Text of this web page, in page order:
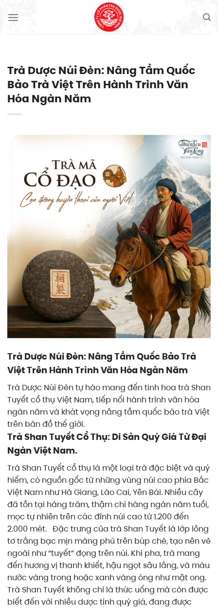
Trà Dược Núi Đèn: Nâng Tầm Quốc
Bảo Trà Việt Trên Hành Trình Văn
Hóa Ngàn Năm
Trà Dược Núi Đèn: Nâng Tầm Quốc Bảo Trà
Việt Trên Hành Trình Văn Hóa Ngàn Năm
Trà Dược Núi Đèn tự hào mang đến tinh hoa trà Shan
Tuyết cổ thụ Việt Nam, tiếp nối hành trình văn hóa
ngàn năm và khát vọng nâng tầm quốc bảo trà Việt
trên bản đồ thế giới.
Trà Shan Tuyết Cổ Thụ: Di Sản Quý Giá Từ Đại
Ngàn Việt Nam.
Trà Shan Tuyết cổ thụ là một loại trà đặc biệt và quý
hiếm, có nguồn gốc từ những vùng núi cao phía Bắc
Việt Nam như Hà Giang, Lào Cai, Yên Bái. Nhiều cây
đã tồn tại hàng trăm, thậm chí hàng ngàn năm tuổi,
mọc tự nhiên trên các đỉnh núi cao từ 1.200 đến
2.000 mét. Đặc trưng của trà Shan Tuyết là lớp lông
tơ trắng bạc mịn màng phủ trên búp chè, tạo nên vẻ
ngoài như “tuyết” đọng trên núi. Khi pha, trà mang
đến hương vị thanh khiết, hậu ngọt sâu lắng, và màu
nước vàng trong hoặc xanh vàng óng như mật ong.
Trà Shan Tuyết không chỉ là thức uống mà còn được
biết đến với nhiều dược tính quý giá, đang được